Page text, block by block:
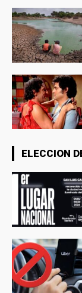
ELECCION